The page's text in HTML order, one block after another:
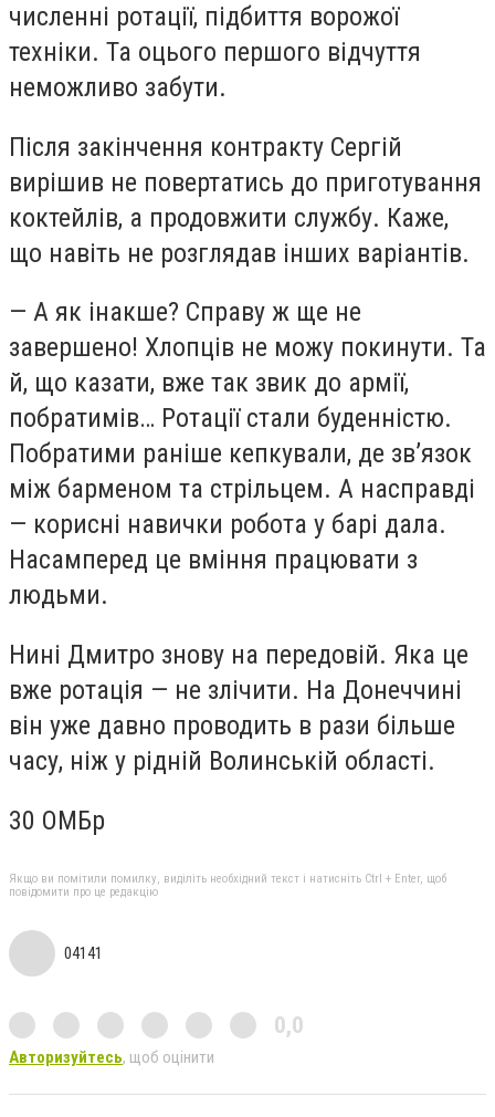
численні ротації, підбиття ворожої
техніки. Та оцього першого відчуття
неможливо забути.
Після закінчення контракту Сергій
вирішив не повертатись до приготування
коктейлів, а продовжити службу. Каже,
що навіть не розглядав інших варіантів.
— А як інакше? Справу ж ще не
завершено! Хлопців не можу покинути. Та
й, що казати, вже так звик до армії,
побратимів… Ротації стали буденністю.
Побратими раніше кепкували, де зв’язок
між барменом та стрільцем. А насправді
— корисні навички робота у барі дала.
Насамперед це вміння працювати з
людьми.
Нині Дмитро знову на передовій. Яка це
вже ротація — не злічити. На Донеччині
він уже давно проводить в рази більше
часу, ніж у рідній Волинській області.
30 ОМБр
Якщо ви помітили помилку, виділіть необхідний текст і натисніть Ctrl + Enter, щоб
повідомити про це редакцію
04141
0,0
Авторизуйтесь, щоб оцінити